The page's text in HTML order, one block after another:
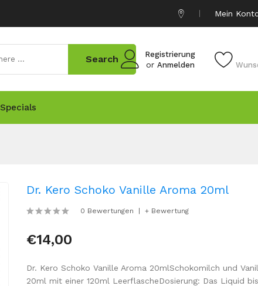
Mein
Registrierung
or Anmelden
Search
Specials
Dr. Kero Schoko Vanille Aroma 20ml
0 Bewertungen + Bewertung
€14,00
Dr. Kero Schoko Vanille Aroma 20mlSchokomilch und
20ml mit einer 120ml LeerflascheDosierung: Das Liquid